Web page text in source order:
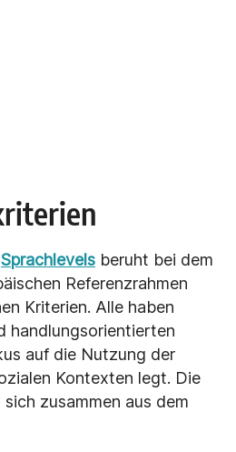
Sprachlevels beruht bei dem
Referenzrahmen
Kriterien. Alle haben
handlungsorientierten
auf die Nutzung der
Kontexten legt. Die
zusammen aus dem